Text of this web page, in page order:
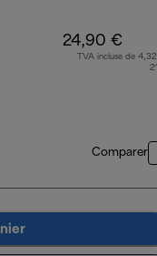
24,90 €
TVA incluse de
Comparer